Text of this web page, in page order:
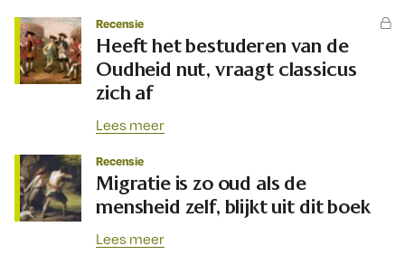
Recensie
Heeft het bestuderen van de
Oudheid nut, vraagt classicus
zich af
Lees meer
Recensie
Migratie is zo oud als de
mensheid zelf, blijkt uit dit boek
Lees meer